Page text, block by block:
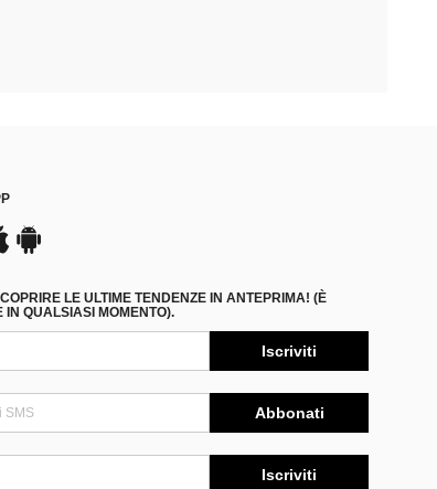
LE ULTIME TENDENZE IN ANTEPRIMA! (È
IN QUALSIASI MOMENTO).
Iscriviti
Abbonati
Iscriviti